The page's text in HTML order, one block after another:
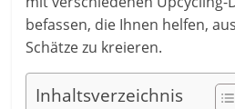
befassen, die Ihnen helfen,
Schätze zu kreieren.
Inhaltsverzeichnis